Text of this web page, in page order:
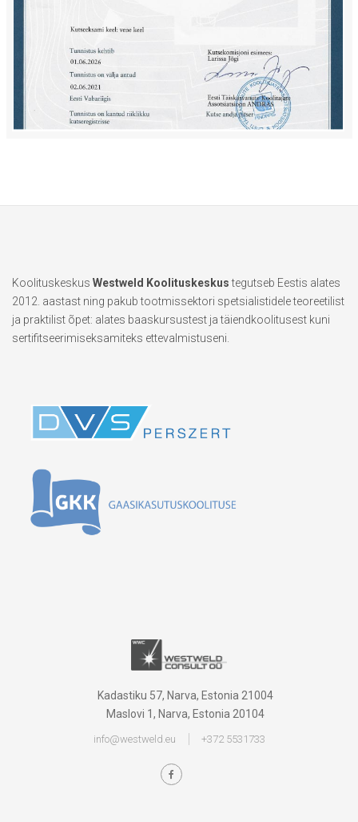
Koolituskeskus Westweld Koolituskeskustegutseb Eestis alates
2012. aastast ning pakub tootmissektori spetsialistidele teoreetilist
ja praktilist õpet: alates baaskursustest ja täiendkoolitusest kuni
sertifitseerimiseksamiteks ettevalmistuseni.
Kadastiku 57, Narva, Estonia 21004
Maslovi 1, Narva, Estonia 20104
info@westweld.eu +372 5531733